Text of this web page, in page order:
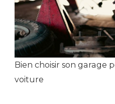
Bien choisir son garage
voiture